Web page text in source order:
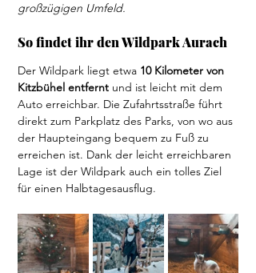
großzügigen Umfeld.
So findet ihr den Wildpark Aurach
Der Wildpark liegt etwa 10 Kilometer von
Kitzbühel entfernt und ist leicht mit dem
Auto erreichbar. Die Zufahrtsstraße führt
direkt zum Parkplatz des Parks, von wo aus
der Haupteingang bequem zu Fuß zu
erreichen ist. Dank der leicht erreichbaren
Lage ist der Wildpark auch ein tolles Ziel
für einen Halbtagesausflug.